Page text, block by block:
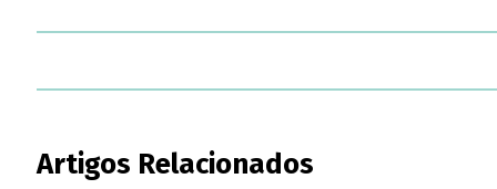
Artigos Relacionados